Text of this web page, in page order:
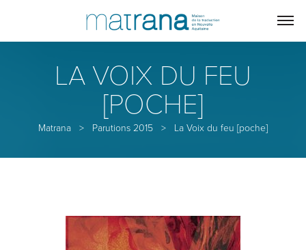
LA VOIX DU FEU
[POCHE]
Matrana > Parutions 2015 > La Voix du feu [poche]